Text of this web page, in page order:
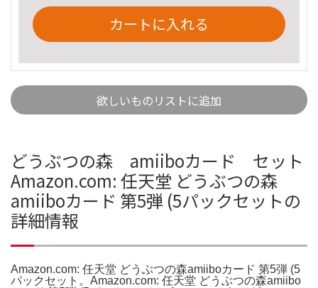
カートに入れる
欲しいものリストに追加
どうぶつの森 amiiboカード セット
Amazon.com: 任天堂 どうぶつの森
amiiboカード 第5弾 (5パックセットの
詳細情報
Amazon.com: 任天堂 どうぶつの森amiiboカード 第5弾 (5
パックセット。Amazon.com: 任天堂 どうぶつの森amiibo